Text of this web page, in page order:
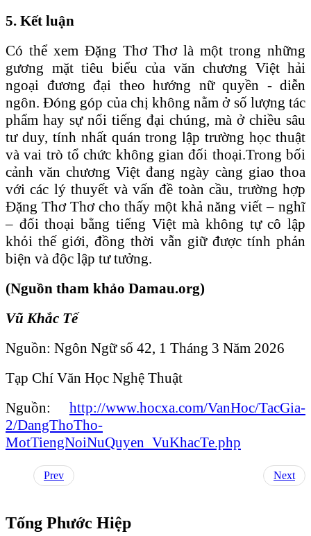
5. Kết luận
Có thể xem Đặng Thơ Thơ là một trong những
gương mặt tiêu biểu của văn chương Việt hải
ngoại đương đại theo hướng nữ quyền - diễn
ngôn. Đóng góp của chị không nằm ở số lượng tác
phẩm hay sự nổi tiếng đại chúng, mà ở chiều sâu
tư duy, tính nhất quán trong lập trường học thuật
và vai trò tổ chức không gian đối thoại.Trong bối
cảnh văn chương Việt đang ngày càng giao thoa
với các lý thuyết và vấn đề toàn cầu, trường hợp
Đặng Thơ Thơ cho thấy một khả năng viết – nghĩ
– đối thoại bằng tiếng Việt mà không tự cô lập
khỏi thế giới, đồng thời vẫn giữ được tính phản
biện và độc lập tư tưởng.
(Nguồn tham khảo Damau.org)
Vũ Khắc Tế
Nguồn: Ngôn Ngữ số 42, 1 Tháng 3 Năm 2026
Tạp Chí Văn Học Nghệ Thuật
Nguồn: http://www.hocxa.com/VanHoc/TacGia-
2/DangThoTho-
MotTiengNoiNuQuyen_VuKhacTe.php
Prev Next
Tống Phước Hiệp